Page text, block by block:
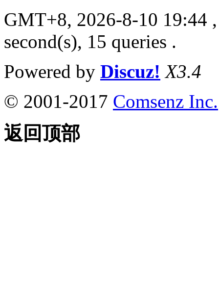
GMT+8, 2026-8-10 19:44
second(s), 15 queries .
Powered by Discuz! X3.4
© 2001-2017 Comsenz Inc.
返回顶部